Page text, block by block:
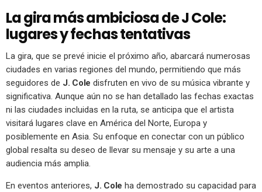
La gira más ambiciosa de J Cole:
lugares y fechas tentativas
La gira, que se prevé inicie el próximo año, abarcará numerosas
ciudades en varias regiones del mundo, permitiendo que más
seguidores de J. Cole disfruten en vivo de su música vibrante y
significativa. Aunque aún no se han detallado las fechas exactas
ni las ciudades incluidas en la ruta, se anticipa que el artista
visitará lugares clave en América del Norte, Europa y
posiblemente en Asia. Su enfoque en conectar con un público
global resalta su deseo de llevar su mensaje y su arte a una
audiencia más amplia.
En eventos anteriores, J. Cole ha demostrado su capacidad para